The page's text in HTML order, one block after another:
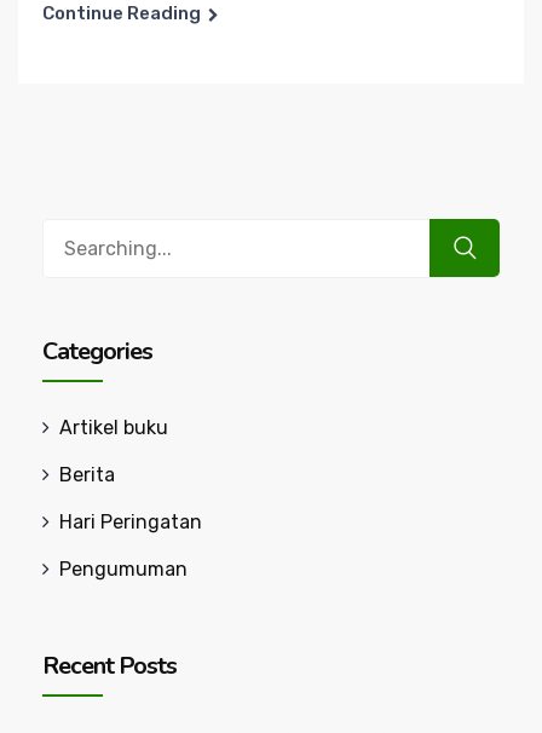
Continue Reading
Categories
Artikel buku
Berita
Hari Peringatan
Pengumuman
Recent Posts